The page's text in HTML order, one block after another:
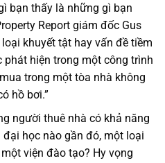
bạn thấy là những gì bạn
Report giám đốc Gus
loại khuyết tật hay vấn đề tiềm
hiện trong một công trình
trong một tòa nhà không
hồ bơi.”
người thuê nhà có khả năng
học nào gần đó, một loại
viện đào tạo? Hy vọng